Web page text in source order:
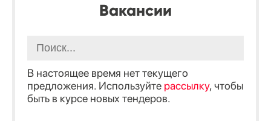
Вакансии
В настоящее время нет текущего
предложения. Используйте рассылку, чтобы
быть в курсе новых тендеров.